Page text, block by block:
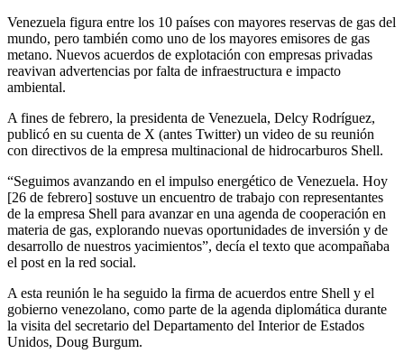
Venezuela figura entre los 10 países con mayores reservas de gas del
mundo, pero también como uno de los mayores emisores de gas
metano. Nuevos acuerdos de explotación con empresas privadas
reavivan advertencias por falta de infraestructura e impacto
ambiental.
A fines de febrero, la presidenta de Venezuela, Delcy Rodríguez,
publicó en su cuenta de X (antes Twitter) un video de su reunión
con directivos de la empresa multinacional de hidrocarburos Shell.
“Seguimos avanzando en el impulso energético de Venezuela. Hoy
[26 de febrero] sostuve un encuentro de trabajo con representantes
de la empresa Shell para avanzar en una agenda de cooperación en
materia de gas, explorando nuevas oportunidades de inversión y de
desarrollo de nuestros yacimientos”, decía el texto que acompañaba
el post en la red social.
A esta reunión le ha seguido la firma de acuerdos entre Shell y el
gobierno venezolano, como parte de la agenda diplomática durante
la visita del secretario del Departamento del Interior de Estados
Unidos, Doug Burgum.